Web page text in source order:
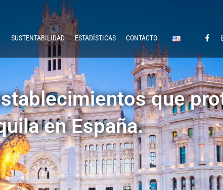
SUSTENTABILIDAD ESTADÍSTICAS CONTACTO
que
en España.